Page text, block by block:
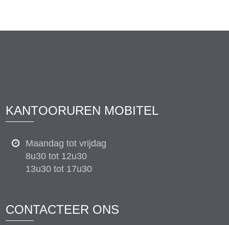
KANTOORUREN MOBITEL
Maandag tot vrijdag
8u30 tot 12u30
13u30 tot 17u30
CONTACTEER ONS